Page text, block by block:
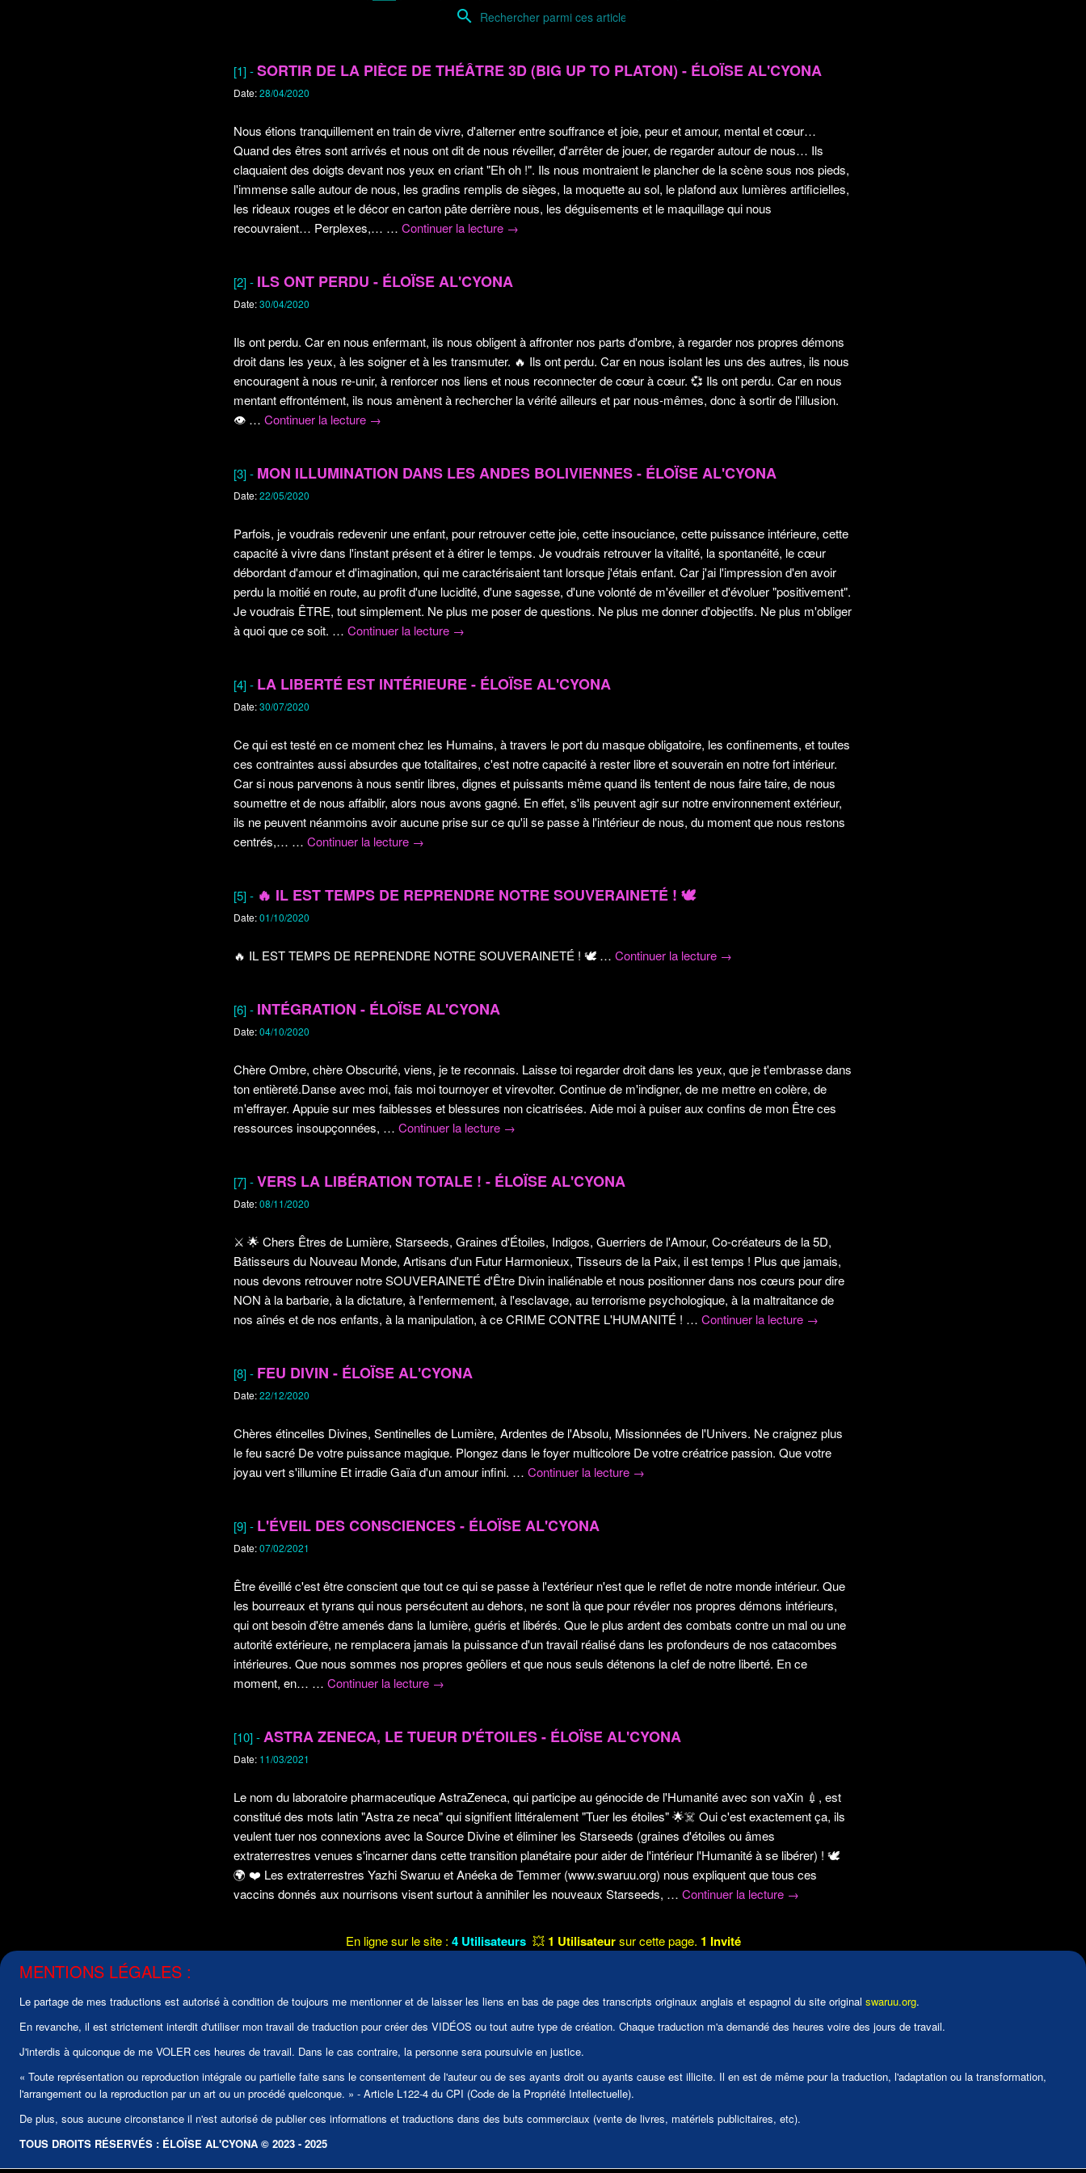
search
[1] -SORTIR DE LA PIÈCE DE THÉÂTRE 3D (BIG UP TO PLATON) - ÉLOÏSE AL'CYONA
Date:28/04/2020
Nous étions tranquillement en train de vivre, d'alterner entre souffrance et joie, peur et amour, mental et cœur…
Quand des êtres sont arrivés et nous ont dit de nous réveiller, d'arrêter de jouer, de regarder autour de nous… Ils
claquaient des doigts devant nos yeux en criant "Eh oh !". Ils nous montraient le plancher de la scène sous nos pieds,
l'immense salle autour de nous, les gradins remplis de sièges, la moquette au sol, le plafond aux lumières artificielles,
les rideaux rouges et le décor en carton pâte derrière nous, les déguisements et le maquillage qui nous
recouvraient… Perplexes,… …Continuer la lecture →
[2] - ILS ONT PERDU - ÉLOÏSE AL'CYONA
Date:30/04/2020
Ils ont perdu. Car en nous enfermant, ils nous obligent à affronter nos parts d'ombre, à regarder nos propres démons
droit dans les yeux, à les soigner et à les transmuter. 🔥 Ils ont perdu. Car en nous isolant les uns des autres, ils nous
encouragent à nous re-unir, à renforcer nos liens et nous reconnecter de cœur à cœur.💞 Ils ont perdu. Car en nous
mentant effrontément, ils nous amènent à rechercher la vérité ailleurs et par nous-mêmes, donc à sortir de l'illusion.
👁️ …Continuer la lecture →
[3] - MON ILLUMINATION DANS LES ANDES BOLIVIENNES - ÉLOÏSE AL'CYONA
Date:22/05/2020
Parfois, je voudrais redevenir une enfant, pour retrouver cette joie, cette insouciance, cette puissance intérieure, cette
capacité à vivre dans l'instant présent et à étirer le temps. Je voudrais retrouver la vitalité, la spontanéité, le cœur
débordant d'amour et d'imagination, qui me caractérisaient tant lorsque j'étais enfant. Car j'ai l'impression d'en avoir
perdu la moitié en route, au profit d'une lucidité, d'une sagesse, d'une volonté de m'éveiller et d'évoluer "positivement".
Je voudrais ÊTRE, tout simplement. Ne plus me poser de questions. Ne plus me donner d'objectifs. Ne plus m'obliger
à quoi que ce soit. …Continuer la lecture →
[4] - LA LIBERTÉ EST INTÉRIEURE - ÉLOÏSE AL'CYONA
Date:30/07/2020
Ce qui est testé en ce moment chez les Humains, à travers le port du masque obligatoire, les confinements, et toutes
ces contraintes aussi absurdes que totalitaires, c'est notre capacité à rester libre et souverain en notre fort intérieur.
Car si nous parvenons à nous sentir libres, dignes et puissants même quand ils tentent de nous faire taire, de nous
soumettre et de nous affaiblir, alors nous avons gagné. En effet, s'ils peuvent agir sur notre environnement extérieur,
ils ne peuvent néanmoins avoir aucune prise sur ce qu'il se passe à l'intérieur de nous, du moment que nous restons
centrés,… …Continuer la lecture →
[5] - 🔥 IL EST TEMPS DE REPRENDRE NOTRE SOUVERAINETÉ !🕊️
Date:01/10/2020
🔥 IL EST TEMPS DE REPRENDRE NOTRE SOUVERAINETÉ !🕊️ …Continuer la lecture →
[6] - INTÉGRATION - ÉLOÏSE AL'CYONA
Date:04/10/2020
Chère Ombre, chère Obscurité, viens, je te reconnais. Laisse toi regarder droit dans les yeux, que je t'embrasse dans
ton entièreté.Danse avec moi, fais moi tournoyer et virevolter. Continue de m'indigner, de me mettre en colère, de
m'effrayer. Appuie sur mes faiblesses et blessures non cicatrisées. Aide moi à puiser aux confins de mon Être ces
ressources insoupçonnées, …Continuer la lecture →
[7] -VERS LA LIBÉRATION TOTALE ! - ÉLOÏSE AL'CYONA
Date:08/11/2020
⚔️ 🌟 Chers Êtres de Lumière, Starseeds, Graines d'Étoiles, Indigos, Guerriers de l'Amour, Co-créateurs de la 5D,
Bâtisseurs du Nouveau Monde, Artisans d'un Futur Harmonieux, Tisseurs de la Paix, il est temps ! Plus que jamais,
nous devons retrouver notre SOUVERAINETÉ d'Être Divin inaliénable et nous positionner dans nos cœurs pour dire
NON à la barbarie, à la dictature, à l'enfermement, à l'esclavage, au terrorisme psychologique, à la maltraitance de
nos aînés et de nos enfants, à la manipulation, à ce CRIME CONTRE L'HUMANITÉ ! …Continuer la lecture →
[8] - FEU DIVIN - ÉLOÏSE AL'CYONA
Date:22/12/2020
Chères étincelles Divines, Sentinelles de Lumière, Ardentes de l'Absolu, Missionnées de l'Univers. Ne craignez plus
le feu sacré De votre puissance magique. Plongez dans le foyer multicolore De votre créatrice passion. Que votre
joyau vert s'illumine Et irradie Gaïa d'un amour infini. …Continuer la lecture →
[9] - L'ÉVEIL DES CONSCIENCES - ÉLOÏSE AL'CYONA
Date:07/02/2021
Être éveillé c'est être conscient que tout ce qui se passe à l'extérieur n'est que le reflet de notre monde intérieur. Que
les bourreaux et tyrans qui nous persécutent au dehors, ne sont là que pour révéler nos propres démons intérieurs,
qui ont besoin d'être amenés dans la lumière, guéris et libérés. Que le plus ardent des combats contre un mal ou une
autorité extérieure, ne remplacera jamais la puissance d'un travail réalisé dans les profondeurs de nos catacombes
intérieures. Que nous sommes nos propres geôliers et que nous seuls détenons la clef de notre liberté. En ce
moment, en… …Continuer la lecture →
[10] - ASTRA ZENECA, LE TUEUR D'ÉTOILES - ÉLOÏSE AL'CYONA
Date: 11/03/2021
Le nom du laboratoire pharmaceutique AstraZeneca, qui participe au génocide de l'Humanité avec son vaXin 💉 , est
constitué des mots latin "Astra ze neca" qui signifient littéralement "Tuer les étoiles"🌟☠️ Oui c'est exactement ça, ils
veulent tuer nos connexions avec la Source Divine et éliminer les Starseeds (graines d'étoiles ou âmes
extraterrestres venues s'incarner dans cette transition planétaire pour aider de l'intérieur l'Humanité à se libérer) !🕊️
🌍 ❤️ Les extraterrestres Yazhi Swaruu et Anéeka de Temmer (www.swaruu.org) nous expliquent que tous ces
vaccins donnés aux nourrisons visent surtout à annihiler les nouveaux Starseeds, …Continuer la lecture →
En ligne sur le site : 4 Utilisateurs 💥 1 Utilisateursur cette page. 1 Invité
MENTIONS LÉGALES :
Le partage de mes traductions est autorisé à condition de toujours me mentionner et de laisser les liens en bas de page des transcripts originaux anglais et espagnol du site original swaruu.org.
En revanche, il est strictement interdit d'utiliser mon travail de traduction pour créer des VIDÉOS ou tout autre type de création. Chaque traduction m'a demandé des heures voire des jours de travail.
J'interdis à quiconque de me VOLER ces heures de travail. Dans le cas contraire, la personne sera poursuivie en justice.
« Toute représentation ou reproduction intégrale ou partielle faite sans le consentement de l'auteur ou de ses ayants droit ou ayants cause est illicite. Il en est de même pour la traduction, l'adaptation ou la transformation,
l'arrangement ou la reproduction par un art ou un procédé quelconque. » - Article L122-4 du CPI (Code de la Propriété Intellectuelle).
De plus, sous aucune circonstance il n'est autorisé de publier ces informations et traductions dans des buts commerciaux (vente de livres, matériels publicitaires, etc).
TOUS DROITS RÉSERVÉS : ÉLOÏSE AL'CYONA © 2023 - 2025